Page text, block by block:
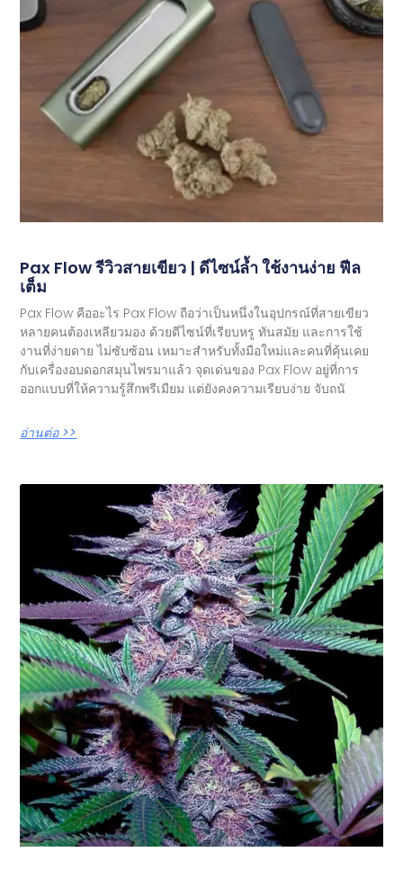
Pax Flow รีวิวสายเขียว | ดีไซน์ล้ำ ใช้งานง่าย ฟีล
เต็ม
Pax Flow คืออะไร Pax Flow ถือว่าเป็นหนึ่งในอุปกรณ์ที่สายเขียว
หลายคนต้องเหลียวมอง ด้วยดีไซน์ที่เรียบหรู ทันสมัย และการใช้
งานที่ง่ายดาย ไม่ซับซ้อน เหมาะสำหรับทั้งมือใหม่และคนที่คุ้นเคย
กับเครื่องอบดอกสมุนไพรมาแล้ว จุดเด่นของ Pax Flow อยู่ที่การ
ออกแบบที่ให้ความรู้สึกพรีเมียม แต่ยังคงความเรียบง่าย จับถนั
อ่านต่อ >>